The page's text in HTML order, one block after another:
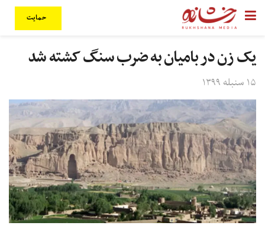
حمایت
یک زن در بامیان به ضرب سنگ کشته شد
۱۵ سنبله ۱۳۹۹